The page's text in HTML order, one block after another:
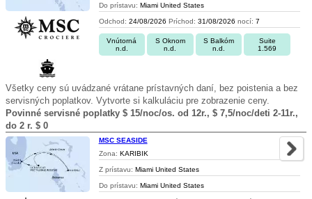
Do prístavu: Miami United States
Odchod: 24/08/2026 Príchod: 31/08/2026 nocí: 7
Vnútorná
n.d.
S Oknom
n.d.
S Balkóm
n.d.
Suite
1.569
Všetky ceny sú uvádzané vrátane prístavných daní, bez poistenia a bez
servisných poplatkov. Vytvorte si kalkuláciu pre zobrazenie ceny.
Povinné servisné poplatky $ 15/noc/os. od 12r., $ 7,5/noc/deti 2-11r.,
do 2 r. $ 0
MSC SEASIDE
Zona: KARIBIK
Z prístavu: Miami United States
Do prístavu: Miami United States